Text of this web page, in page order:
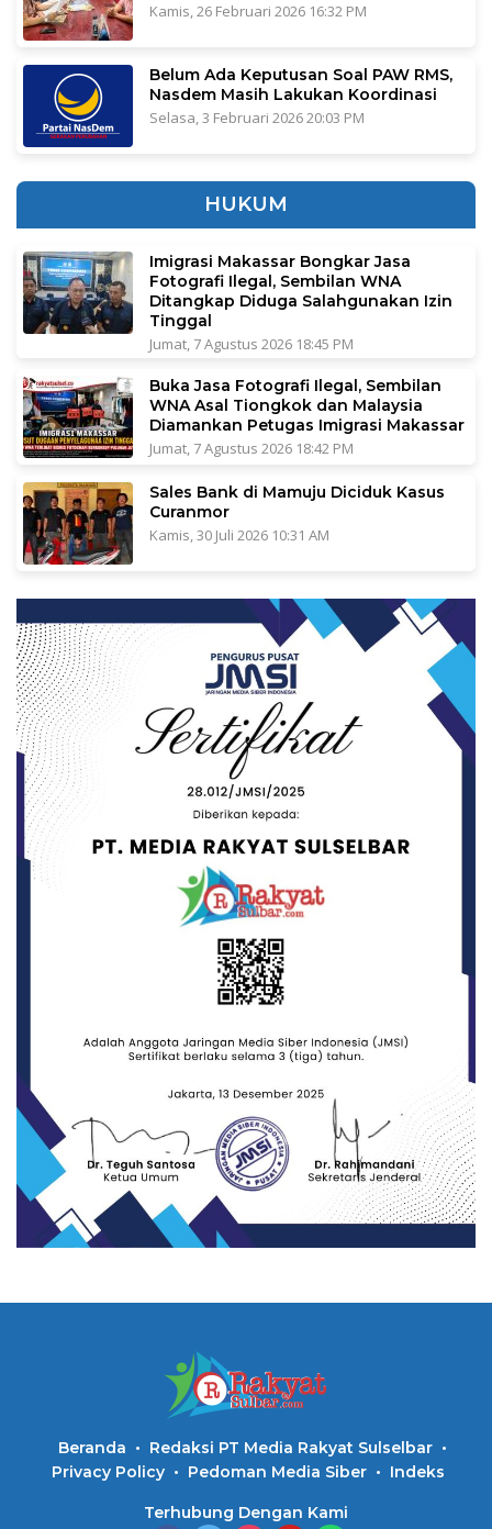
Kamis, 26 Februari 2026 16:32 PM
Belum Ada Keputusan Soal PAW RMS,
Nasdem Masih Lakukan Koordinasi
Selasa, 3 Februari 2026 20:03 PM
HUKUM
Imigrasi Makassar Bongkar Jasa
Fotografi Ilegal, Sembilan WNA
Ditangkap Diduga Salahgunakan Izin
Tinggal
Jumat, 7 Agustus 2026 18:45 PM
Buka Jasa Fotografi Ilegal, Sembilan
WNA Asal Tiongkok dan Malaysia
Diamankan Petugas Imigrasi Makassar
Jumat, 7 Agustus 2026 18:42 PM
Sales Bank di Mamuju Diciduk Kasus
Curanmor
Kamis, 30 Juli 2026 10:31 AM
Beranda
Redaksi PT Media Rakyat Sulselbar
Privacy Policy
Pedoman Media Siber Indeks
Terhubung Dengan Kami